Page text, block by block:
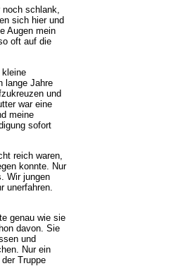
noch schlank,
sich hier und
Augen mein
oft auf die
kleine
lange Jahre
und
war eine
meine
sofort
reich waren,
konnte. Nur
Wir jungen
unerfahren.
genau wie sie
davon. Sie
und
Nur ein
Truppe